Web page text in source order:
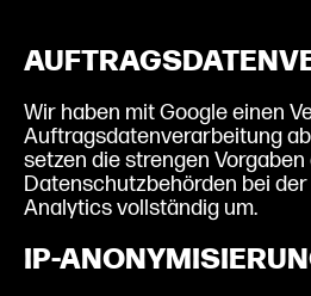
Wir haben mit Google einen
Auftragsdatenverarbeitung
setzen die strengen
Datenschutzbehörden bei
Analytics vollständig um.
IP-